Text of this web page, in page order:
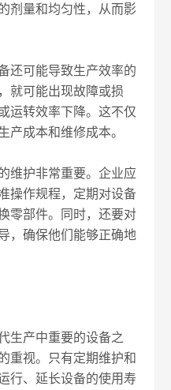
剂量和均匀性，从而影
可能导致生产效率的
就可能出现故障或损
运转效率下降。这不仅
产成本和维修成本。
护非常重要。企业应
操作规程，定期对设备
零部件。同时，还要对
，确保他们能够正确地
生产中重要的设备之
重视。只有定期维护和
行、延长设备的使用寿